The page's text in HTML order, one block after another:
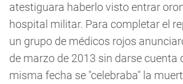
atestiguara haberlo visto entrar
hospital militar. Para completar el
un grupo de médicos rojos
de marzo de 2013 sin darse cuenta
misma fecha se "celebraba" la